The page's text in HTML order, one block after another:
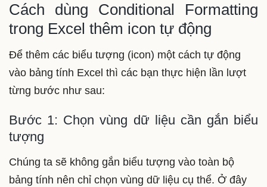
Cách dùng Conditional Formatting
trong Excel thêm icon tự động
Để thêm các biểu tượng (icon) một cách tự động
vào bảng tính Excel thì các bạn thực hiện lần lượt
từng bước như sau:
Bước 1: Chọn vùng dữ liệu cần gắn biểu
tượng
Chúng ta sẽ không gắn biểu tượng vào toàn bộ
bảng tính nên chỉ chọn vùng dữ liệu cụ thể. Ở đây